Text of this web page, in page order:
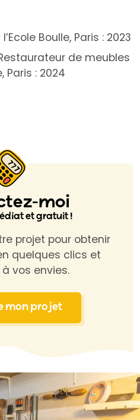
Boulle, Paris : 2023
de meubles
Paris : 2024
moi
et gratuit !
projet pour obtenir
quelques clics et
vos envies.
mon projet